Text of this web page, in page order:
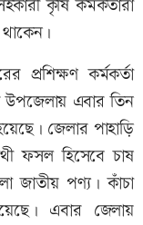
কৃষি কর্মকর্তারা
প্রশিক্ষণ কর্মকর্তা
উপজেলায় এবার তিন
জেলার পাহাড়ি
ফসল হিসেবে চাষ
জাতীয় পণ্য। কাঁচা
এবার জেলায়